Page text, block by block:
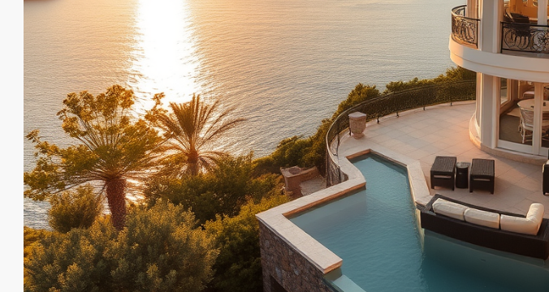
от€140,000
€435,000/до
Элитный жилой комплекс в Оба
Оба
1, 2, 3, 4 1, 2, 3 48-205 m²
23107-AG
АПАРТАМЕНТЫ, ДУПЛЕКС С САДОМ, ПЕНТХАУС
Price on
Аланья
Оба
1, 2, 3, 4